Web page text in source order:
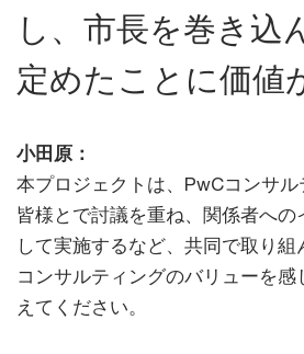
し、市長を巻き込
定めたことに価値
小田原：
本プロジェクトは、PwCコンサ
皆様とで討議を重ね、関係者への
して実施するなど、共同で取り
コンサルティングのバリューを感
えてください。